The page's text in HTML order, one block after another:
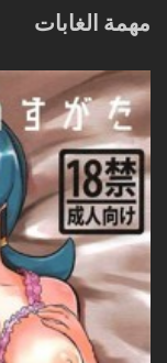
مهمة الغابات